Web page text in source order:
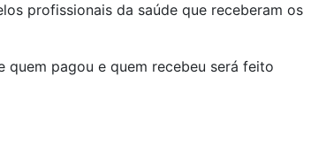
profissionais da saúde que receberam os
quem pagou e quem recebeu será feito